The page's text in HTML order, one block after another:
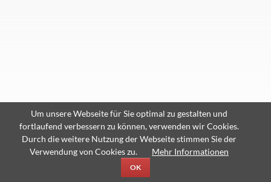
Um unsere Webseite für Sie optimal zu gestalten und
fortlaufend verbessern zu können, verwenden wir Cookies.
Durch die weitere Nutzung der Webseite stimmen Sie der
Verwendung von Cookies zu.
Mehr Informationen
OK